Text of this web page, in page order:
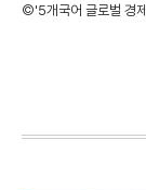
©'5개국어 글로벌 경제